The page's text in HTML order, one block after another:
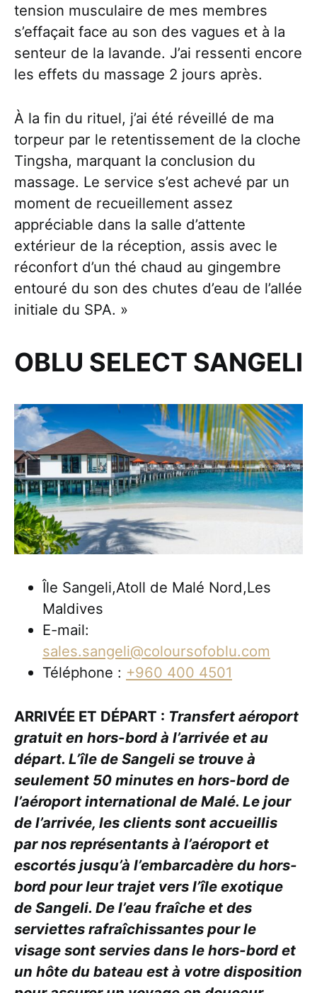
tension musculaire de mes membres
s’effaçait face au son des vagues et à la
senteur de la lavande. J’ai ressenti encore
les effets du massage 2 jours après.
À la fin du rituel, j’ai été réveillé de ma
torpeur par le retentissement de la cloche
Tingsha, marquant la conclusion du
massage. Le service s’est achevé par un
moment de recueillement assez
appréciable dans la salle d’attente
extérieur de la réception, assis avec le
réconfort d’un thé chaud au gingembre
entouré du son des chutes d’eau de l’allée
initiale du SPA. »
OBLU SELECT SANGELI
Île Sangeli,Atoll de Malé Nord,Les
Maldives
E-mail:
sales.sangeli@coloursofoblu.com
Téléphone : +960 400 4501
ARRIVÉE ET DÉPART : Transfert aéroport
gratuit en hors-bord à l’arrivée et au
départ. L’île de Sangeli se trouve à
seulement 50 minutes en hors-bord de
l’aéroport international de Malé. Le jour
de l’arrivée, les clients sont accueillis
par nos représentants à l’aéroport et
escortés jusqu’à l’embarcadère du hors-
bord pour leur trajet vers l’île exotique
de Sangeli. De l’eau fraîche et des
serviettes rafraîchissantes pour le
visage sont servies dans le hors-bord et
un hôte du bateau est à votre disposition